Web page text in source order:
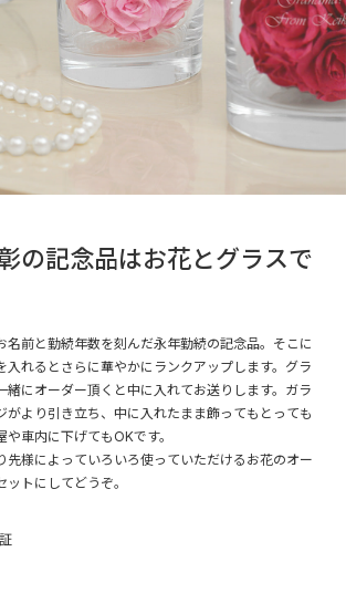
の記念品はお花とグラスで
名前と勤続年数を刻んだ永年勤続の記念品。そこに
入れるとさらに華やかにランクアップします。グラ
緒にオーダー頂くと中に入れてお送りします。ガラ
がより引き立ち、中に入れたまま飾ってもとっても
車内に下げてもOKです。
先様によっていろいろ使っていただけるお花のオー
トにしてどうぞ。